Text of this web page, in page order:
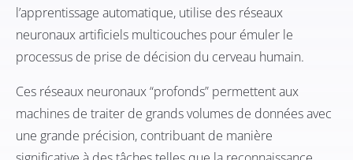
l’apprentissage automatique, utilise des réseaux
neuronaux artificiels multicouches pour émuler le
processus de prise de décision du cerveau humain.
Ces réseaux neuronaux “profonds” permettent aux
machines de traiter de grands volumes de données avec
une grande précision, contribuant de manière